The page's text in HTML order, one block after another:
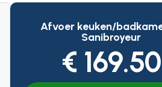
Afvoer keuken/
Sanibroyeur
€ 169.50